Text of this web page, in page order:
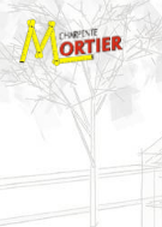
Panneau de